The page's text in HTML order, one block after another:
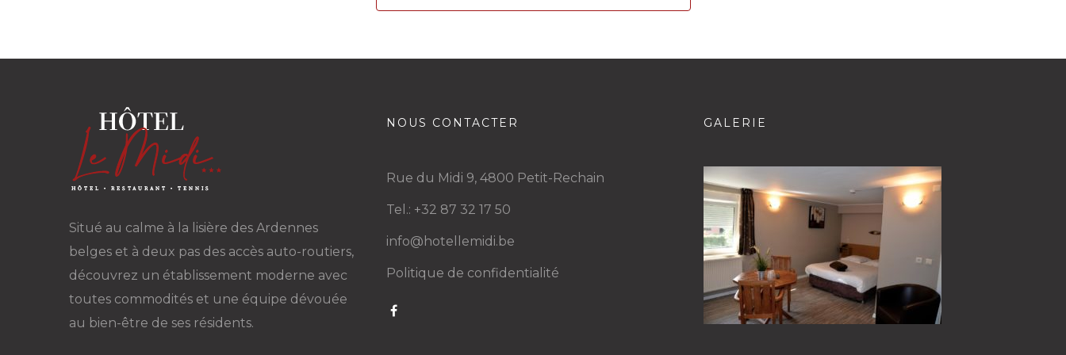
Situé au calme à la lisière des Ardennes
belges et à deux pas des accès auto-routiers,
découvrez un établissement moderne avec
toutes commodités et une équipe dévouée
au bien-être de ses résidents.
NOUS CONTACTER
Rue du Midi 9, 4800 Petit-Rechain
Tel.: +32 87 32 17 50
info@hotellemidi.be
Politique de confidentialité
GALERIE